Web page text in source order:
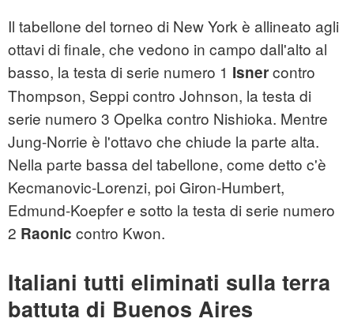
Il tabellone del torneo di New York è allineato agli
ottavi di finale, che vedono in campo dall'alto al
basso, la testa di serie numero 1 Isnercontro
Thompson, Seppi contro Johnson, la testa di
serie numero 3 Opelka contro Nishioka. Mentre
Jung-Norrie è l'ottavo che chiude la parte alta.
Nella parte bassa del tabellone, come detto c'è
Kecmanovic-Lorenzi, poi Giron-Humbert,
Edmund-Koepfer e sotto la testa di serie numero
2 Raonic contro Kwon.
Italiani tutti eliminati sulla terra
battuta di Buenos Aires